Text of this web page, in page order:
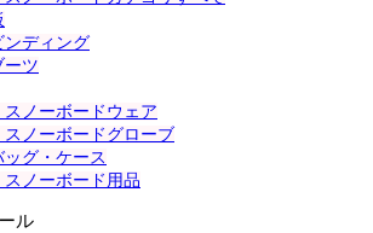
ンディング
ーツ
スノーボードウェア
スノーボードグローブ
ッグ・ケース
スノーボード用品
ル